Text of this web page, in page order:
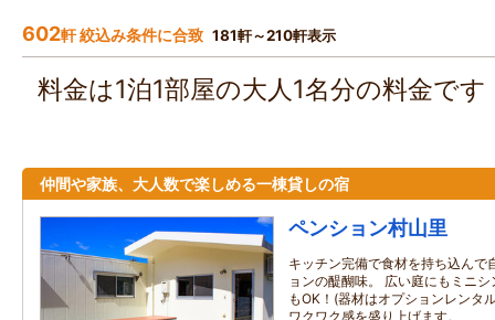
602軒 絞込み条件に合致 181軒～210軒表示
料金は1泊1部屋の大人1名分の料金で
仲間や家族、大人数で楽しめる一棟貸しの宿
ペンション村山里
キッチン完備で食材を持ち込んで
ョンの醍醐味。 広い庭にもミニ
もOK！(器材はオプションレンタ
ワクワク感を盛り上げます。